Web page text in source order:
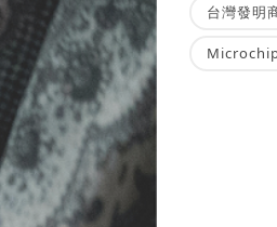
台灣發明